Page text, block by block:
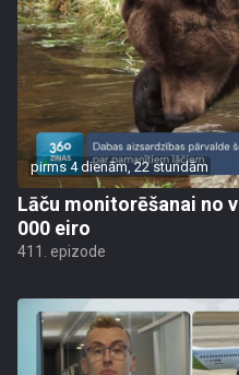
pirms 4 dienām, 22 stundām
Lāču monitorēšanai no
000 eiro
411. epizode